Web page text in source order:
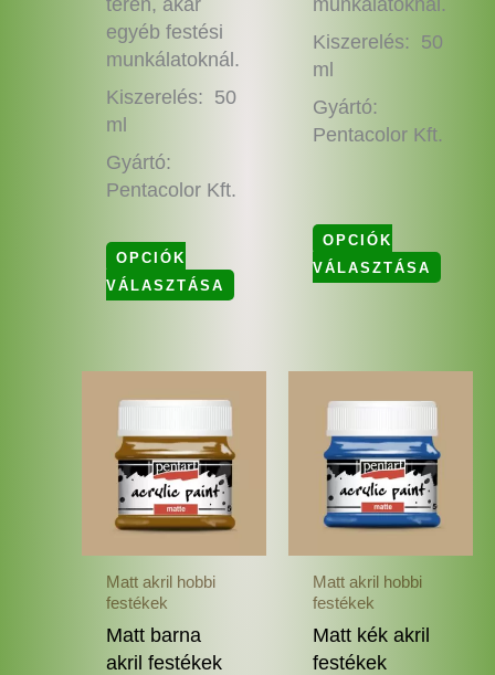
terén, akár
egyéb festési
munkálatoknál.
Kiszerelés: 50
ml
Gyártó:
Pentacolor Kft.
OPCIÓK
VÁLASZTÁSA
munkálatoknál.
Kiszerelés: 50
ml
Gyártó:
Pentacolor Kft.
OPCIÓK
VÁLASZTÁSA
Matt akril hobbi
festékek
Matt barna
akril festékek
terméknek
több
van.
változatok
termékoldalon
választhatók
Matt akril hobbi
festékek
Matt kék akril
festékek
van.